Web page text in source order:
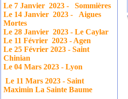
Le 7 Janvier 2023 - Sommières
Le 14 Janvier 2023 - Aigues
Mortes
Le 28 Janvier 2023 - Le Caylar
Le 11 Février 2023 - Agen
Le 25 Février 2023 - Saint
Chinian
Le 04 Mars 2023 - Lyon
Le 11 Mars 2023 - Saint
Maximin La Sainte Baume